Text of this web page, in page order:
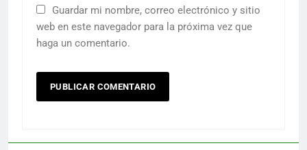
Guardar mi nombre, correo electrónico y sitio
web en este navegador para la próxima vez que
haga un comentario.